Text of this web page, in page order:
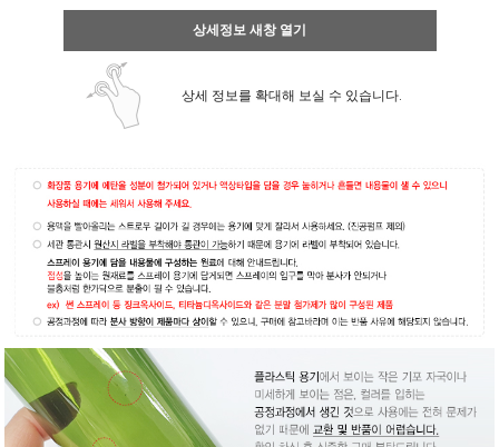
상세정보 새창 열기
상세 정보를 확대해 보실 수 있습니다.